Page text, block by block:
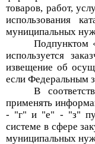
товаров, работ,
использования
муниципальных
Подпунктом
используется
извещение об
если Федеральным
В
применять
- "г" и "е" - "з"
системе в сфере
муниципальных